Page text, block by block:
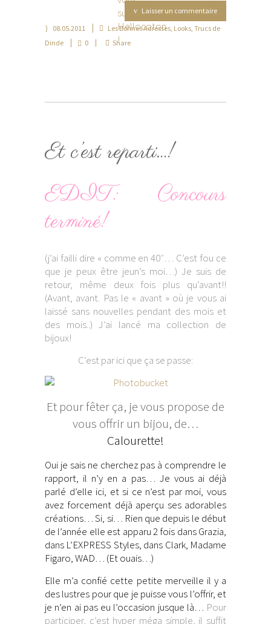
Laisser un commentaire
08.05.2011
Les Bonnes Adresses, Looks, Trucs de
Dinde
0 Share
Et c’est reparti…!
EDIT: Concours
terminé!
(j’ai failli dire « comme en 40″… C’est fou ce
que je peux être jeun’s moi…) Je suis de
retour, même deux fois plus qu’avant!!
(Avant, avant. Pas le « avant » où je vous ai
laissé sans nouvelles pendant des mois et
des mois..) J’ai lancé ma collection de
bijoux!
C’est par ici que ça se passe:
Et pour fêter ça, je vous propose de
vous offrir un bijou, de…
Calourette!
Oui je sais ne cherchez pas à comprendre le
rapport, il n’y en a pas… Je vous ai déjà
parlé d’elle ici, et si ce n’est par moi, vous
avez forcement déjà aperçu ses adorables
créations… Si, si… Rien que depuis le début
de l’année elle est apparu 2 fois dans Grazia,
dans L’EXPRESS Styles, dans Clark, Madame
Figaro, WAD… (Et ouais…)
Elle m’a confié cette petite merveille il y a
des lustres pour que je puisse vous l’offrir, et
je n’en ai pas eu l’occasion jusque là… Pour
participer, c’est hyper méga simple, il suffit